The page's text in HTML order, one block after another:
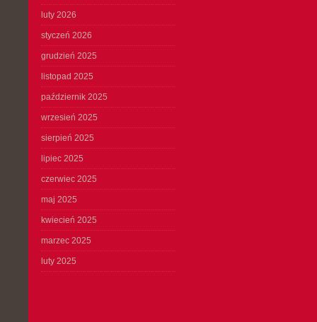
luty 2026
styczeń 2026
grudzień 2025
listopad 2025
październik 2025
wrzesień 2025
sierpień 2025
lipiec 2025
czerwiec 2025
maj 2025
kwiecień 2025
marzec 2025
luty 2025